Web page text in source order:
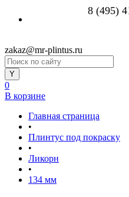
8 (495)
zakaz@mr-plintus.ru
0
В корзине
Главная страница
•
Плинтус под покраску
•
Ликорн
•
134 мм